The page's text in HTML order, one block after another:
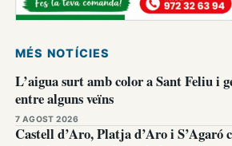
MÉS NOTÍCIES
L’aigua surt amb color a Sant Feliu i
entre alguns veïns
7 AGOST 2026
Castell d’Aro, Platja d’Aro i S’Agaró